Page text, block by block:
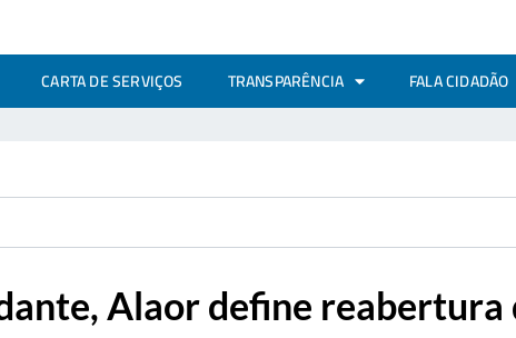
CARTA DE SERVIÇOS TRANSPARÊNCIA FALA CIDADÃO
Alaor define reabertura